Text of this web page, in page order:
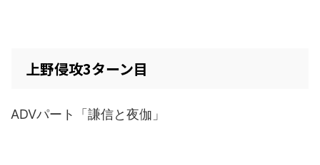
上野侵攻3ターン目
ADVパート「謙信と夜伽」